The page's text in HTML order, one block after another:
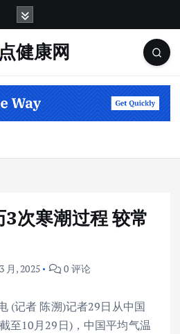
点健康网
次寒潮过程 较常
月, 2025 0 评论
(记者 陈溯)记者29日从中国
至10月29日)，中国平均气温